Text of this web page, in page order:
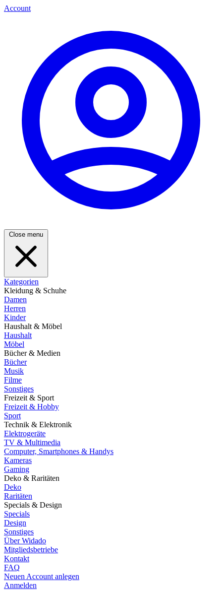
Account
Close menu
Kategorien
Kleidung & Schuhe
Damen
Herren
Kinder
Haushalt & Möbel
Haushalt
Möbel
Bücher & Medien
Bücher
Musik
Filme
Sonstiges
Freizeit & Sport
Freizeit & Hobby
Sport
Technik & Elektronik
Elektrogeräte
TV & Multimedia
Computer, Smartphones & Handys
Kameras
Gaming
Deko & Raritäten
Deko
Raritäten
Specials & Design
Specials
Design
Sonstiges
Über Widado
Mitgliedsbetriebe
Kontakt
FAQ
Neuen Account anlegen
Anmelden